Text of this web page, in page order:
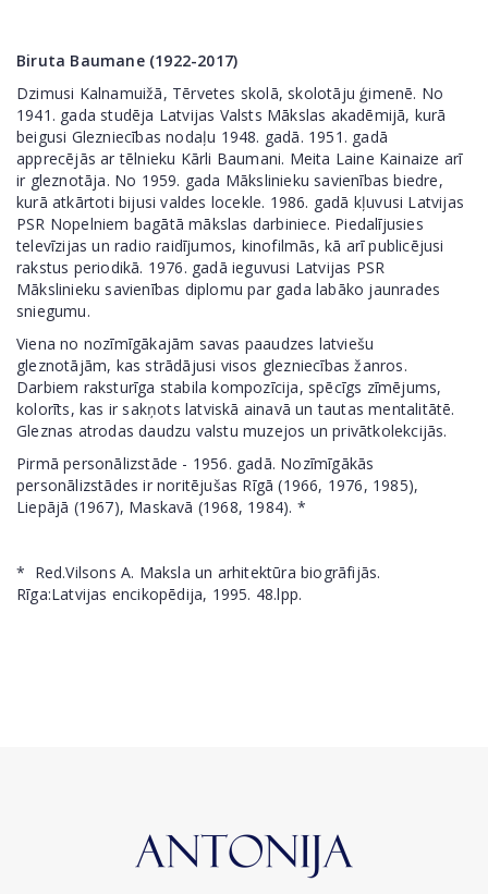
Biruta Baumane (1922-2017)
Dzimusi Kalnamuižā, Tērvetes skolā, skolotāju ģimenē. No
1941. gada studēja Latvijas Valsts Mākslas akadēmijā, kurā
beigusi Glezniecības nodaļu 1948. gadā. 1951. gadā
apprecējās ar tēlnieku Kārli Baumani. Meita Laine Kainaize arī
ir gleznotāja. No 1959. gada Mākslinieku savienības biedre,
kurā atkārtoti bijusi valdes locekle. 1986. gadā kļuvusi Latvijas
PSR Nopelniem bagātā mākslas darbiniece. Piedalījusies
televīzijas un radio raidījumos, kinofilmās, kā arī publicējusi
rakstus periodikā. 1976. gadā ieguvusi Latvijas PSR
Mākslinieku savienības diplomu par gada labāko jaunrades
sniegumu.
Viena no nozīmīgākajām savas paaudzes latviešu
gleznotājām, kas strādājusi visos glezniecības žanros.
Darbiem raksturīga stabila kompozīcija, spēcīgs zīmējums,
kolorīts, kas ir sakņots latviskā ainavā un tautas mentalitātē.
Gleznas atrodas daudzu valstu muzejos un privātkolekcijās.
Pirmā personālizstāde - 1956. gadā. Nozīmīgākās
personālizstādes ir noritējušas Rīgā (1966, 1976, 1985),
Liepājā (1967), Maskavā (1968, 1984). *
* Red.Vilsons A. Maksla un arhitektūra biogrāfijās.
Rīga:Latvijas encikopēdija, 1995. 48.lpp.